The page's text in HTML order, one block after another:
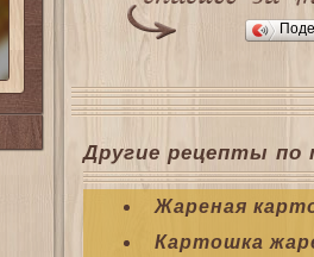
Другие рецепты по
Жареная
Картошка